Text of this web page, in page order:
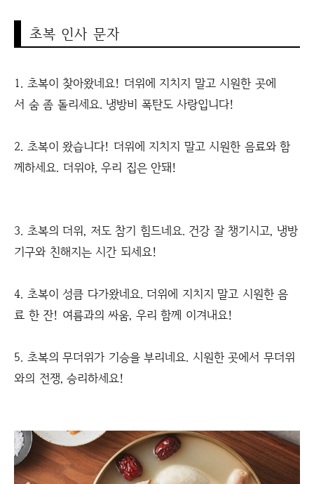
초복 인사 문자
1. 초복이 찾아왔네요! 더위에 지치지 말고 시원한 곳에
서 숨 좀 돌리세요. 냉방비 폭탄도 사랑입니다!
2. 초복이 왔습니다! 더위에 지치지 말고 시원한 음료와 함
께하세요. 더위야, 우리 집은 안돼!
3. 초복의 더위, 저도 참기 힘드네요. 건강 잘 챙기시고, 냉방
기구와 친해지는 시간 되세요!
4. 초복이 성큼 다가왔네요. 더위에 지치지 말고 시원한 음
료 한 잔! 여름과의 싸움, 우리 함께 이겨내요!
5. 초복의 무더위가 기승을 부리네요. 시원한 곳에서 무더위
와의 전쟁, 승리하세요!